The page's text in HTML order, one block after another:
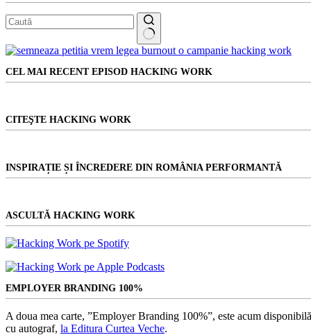
se
ocupă
niște
Niciun
CEL MAI RECENT EPISOD HACKING WORK
CITEŞTE HACKING WORK
INSPIRAȚIE ȘI ÎNCREDERE DIN ROMÂNIA PERFORMANTĂ
ASCULTĂ HACKING WORK
EMPLOYER BRANDING 100%
A doua mea carte, ”Employer Branding 100%”, este acum
cu autograf, la Editura Curtea Veche.